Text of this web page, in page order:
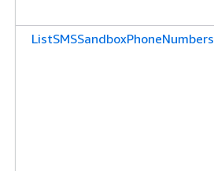
ListSMSSandboxPhoneNumbers